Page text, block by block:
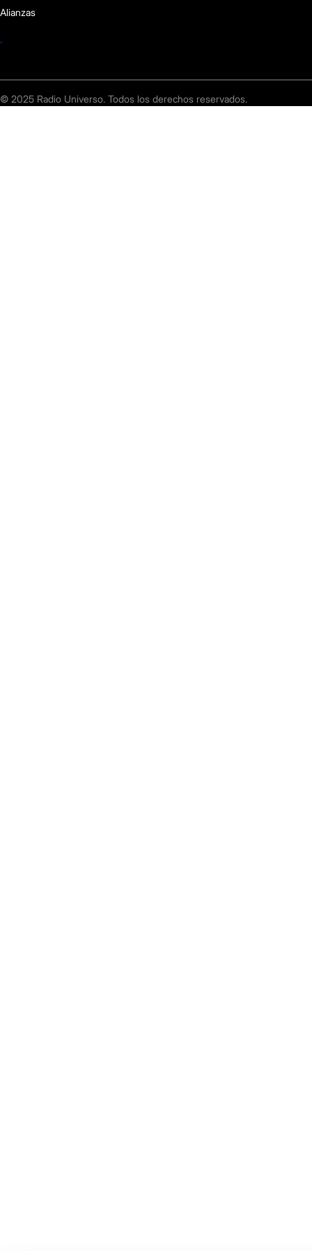
Alianzas
© 2025 Radio Universo. Todos los derechos reservados.